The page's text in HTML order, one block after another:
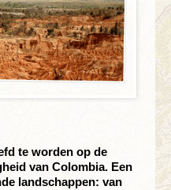
te worden op de
van Colombia. Een
landschappen: van